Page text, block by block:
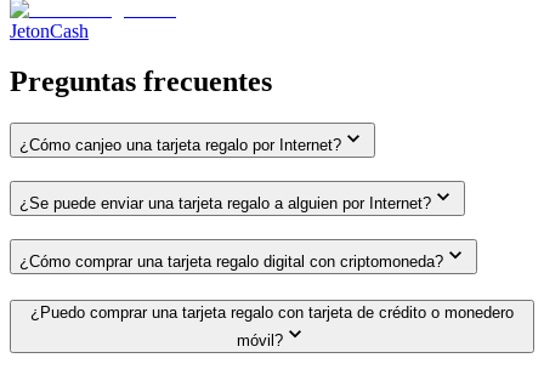
JetonCash
Preguntas frecuentes
¿Cómo canjeo una tarjeta regalo por Internet?
¿Se puede enviar una tarjeta regalo a alguien por Internet?
¿Cómo comprar una tarjeta regalo digital con criptomoneda?
¿Puedo comprar una tarjeta regalo con tarjeta de crédito o monedero
móvil?